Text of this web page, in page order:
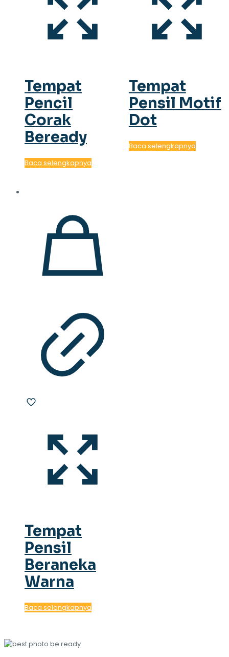
Tempat
Pencil
Corak
Beready
Baca selengkapnya
Tempat
Pensil Motif
Dot
Baca selengkapnya
Tempat
Pensil
Beraneka
Warna
Baca selengkapnya